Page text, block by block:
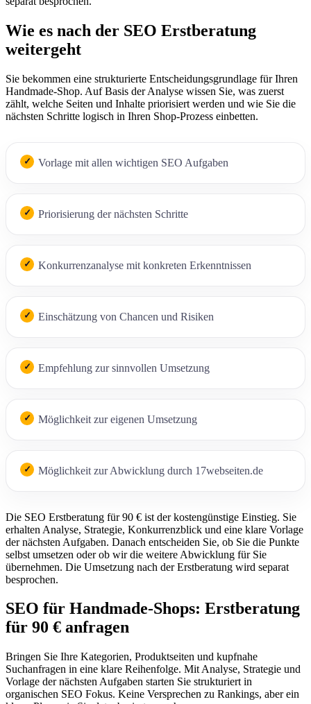
Wie es nach der SEO Erstberatung
weitergeht
Sie bekommen eine strukturierte Entscheidungsgrundlage für Ihren
Handmade-Shop. Auf Basis der Analyse wissen Sie, was zuerst
zählt, welche Seiten und Inhalte priorisiert werden und wie Sie die
nächsten Schritte logisch in Ihren Shop-Prozess einbetten.
Vorlage mit allen wichtigen SEO Aufgaben
Priorisierung der nächsten Schritte
Konkurrenzanalyse mit konkreten Erkenntnissen
Einschätzung von Chancen und Risiken
Empfehlung zur sinnvollen Umsetzung
Möglichkeit zur eigenen Umsetzung
Möglichkeit zur Abwicklung durch 17webseiten.de
Die SEO Erstberatung für 90 € ist der kostengünstige Einstieg. Sie
erhalten Analyse, Strategie, Konkurrenzblick und eine klare Vorlage
der nächsten Aufgaben. Danach entscheiden Sie, ob Sie die Punkte
selbst umsetzen oder ob wir die weitere Abwicklung für Sie
übernehmen. Die Umsetzung nach der Erstberatung wird separat
besprochen.
SEO für Handmade-Shops: Erstberatung
für 90 € anfragen
Bringen Sie Ihre Kategorien, Produktseiten und kupfnahe
Suchanfragen in eine klare Reihenfolge. Mit Analyse, Strategie und
Vorlage der nächsten Aufgaben starten Sie strukturiert in
organischen SEO Fokus. Keine Versprechen zu Rankings, aber ein